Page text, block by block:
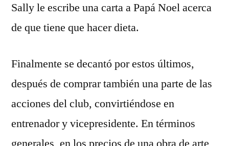
Sally le escribe una carta a Papá Noel acerca
de que tiene que hacer dieta.
Finalmente se decantó por estos últimos,
después de comprar también una parte de las
acciones del club, convirtiéndose en
entrenador y vicepresidente. En términos